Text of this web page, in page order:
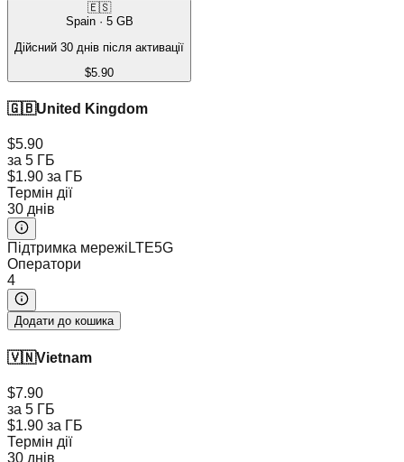
🇪🇸
Spain· 5GB
Дійсний 30 днів після активації
$5.90
🇬🇧United Kingdom
$5.90
за 5 ГБ
$1.90 за ГБ
Термін дії
30 днів
Підтримка мережіLTE5G
Оператори
4
Додати до кошика
🇻🇳Vietnam
$7.90
за 5 ГБ
$1.90 за ГБ
Термін дії
30 днів